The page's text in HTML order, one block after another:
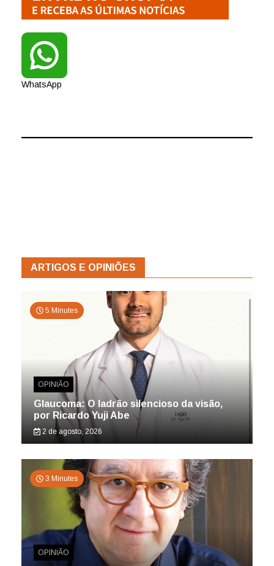
WhatsApp
ARTIGOS E OPINIÕES
5 Minutes
OPINIÃO
Glaucoma: O ladrão silencioso da visão,
por Ricardo Yuji Abe
2 de agosto, 2026
3 Minutes
OPINIÃO